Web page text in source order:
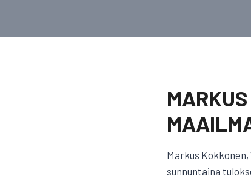
Markus
sunnuntaina